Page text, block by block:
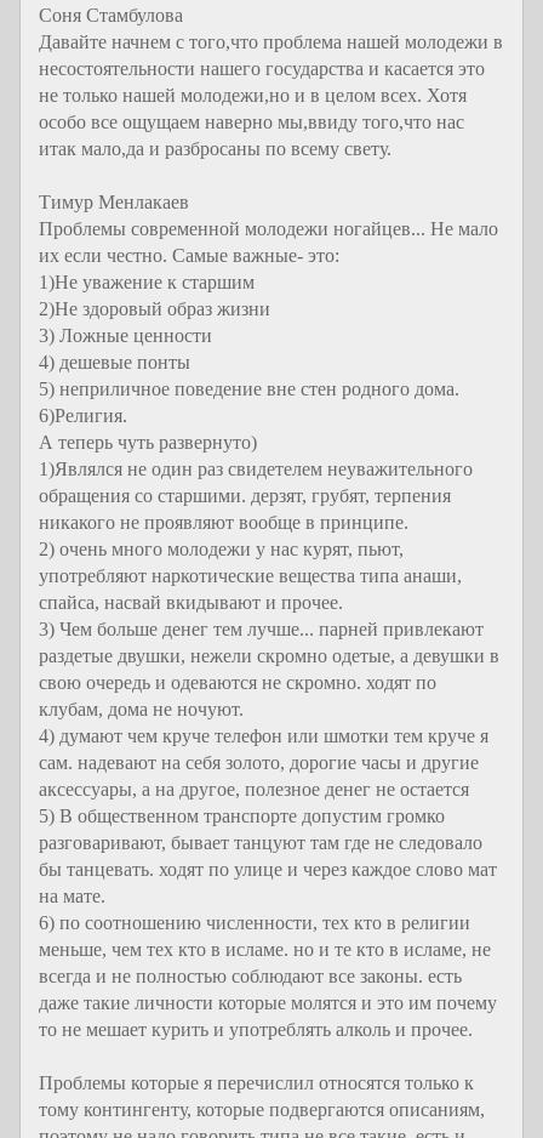
Соня Стамбулова
Давайте начнем с того,что проблема нашей молодежи в
несостоятельности нашего государства и касается это
не только нашей молодежи,но и в целом всех. Хотя
особо все ощущаем наверно мы,ввиду того,что нас
итак мало,да и разбросаны по всему свету.
Тимур Менлакаев
Проблемы современной молодежи ногайцев... Не мало
их если честно. Самые важные- это:
1)Не уважение к старшим
2)Не здоровый образ жизни
3) Ложные ценности
4) дешевые понты
5) неприличное поведение вне стен родного дома.
6)Религия.
А теперь чуть развернуто)
1)Являлся не один раз свидетелем неуважительного
обращения со старшими. дерзят, грубят, терпения
никакого не проявляют вообще в принципе.
2) очень много молодежи у нас курят, пьют,
употребляют наркотические вещества типа анаши,
спайса, насвай вкидывают и прочее.
3) Чем больше денег тем лучше... парней привлекают
раздетые двушки, нежели скромно одетые, а девушки в
свою очередь и одеваются не скромно. ходят по
клубам, дома не ночуют.
4) думают чем круче телефон или шмотки тем круче я
сам. надевают на себя золото, дорогие часы и другие
аксессуары, а на другое, полезное денег не остается
5) В общественном транспорте допустим громко
разговаривают, бывает танцуют там где не следовало
бы танцевать. ходят по улице и через каждое слово мат
на мате.
6) по соотношению численности, тех кто в религии
меньше, чем тех кто в исламе. но и те кто в исламе, не
всегда и не полностью соблюдают все законы. есть
даже такие личности которые молятся и это им почему
то не мешает курить и употреблять алколь и прочее.
Проблемы которые я перечислил относятся только к
тому контингенту, которые подвергаются описаниям,